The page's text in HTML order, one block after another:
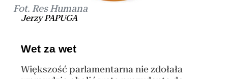
Fot. Res Humana
Jerzy PAPUGA
Wet za wet
Większość parlamentarna nie zdołała